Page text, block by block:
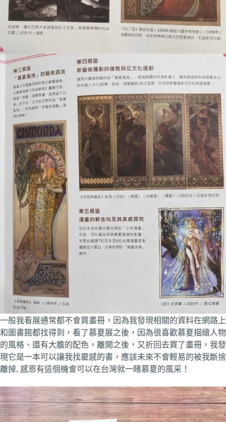
一般我看展通常都不會買畫冊，因為我發現相關的資料在網路上
和圖書館都找得到，看了慕夏展之後，因為很喜歡慕夏描繪人物
的風格、還有大膽的配色，離開之後，又折回去買了畫冊，我發
現它是一本可以讓我找靈感的書，應該未來不會輕易的被我斷捨
離掉, 感恩有這個機會可以在台灣就一睹慕夏的風采！